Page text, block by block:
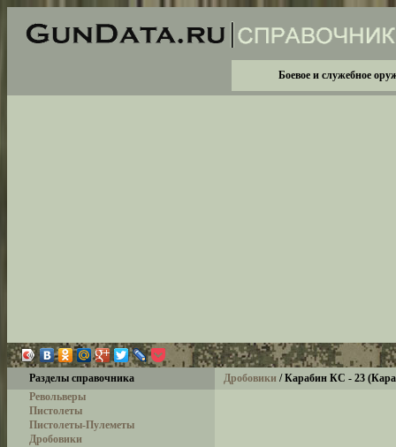
Боевое и служебное
Разделы справочника Дробовики /Карабин КС - 23
Револьверы
Пистолеты
Пистолеты-Пулеметы
Дробовики